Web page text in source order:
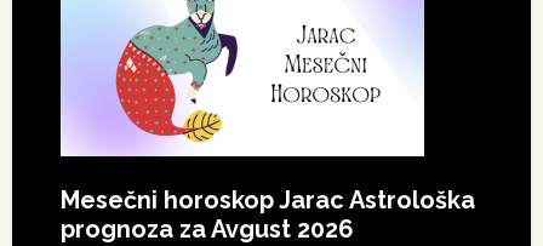
Mesečni horoskop Jarac Astrološka
prognoza za Avgust 2026